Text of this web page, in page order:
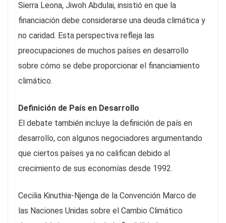
Sierra Leona, Jiwoh Abdulai, insistió en que la
financiación debe considerarse una deuda climática y
no caridad. Esta perspectiva refleja las
preocupaciones de muchos países en desarrollo
sobre cómo se debe proporcionar el financiamiento
climático.
Definición de País en Desarrollo
El debate también incluye la definición de país en
desarrollo, con algunos negociadores argumentando
que ciertos países ya no califican debido al
crecimiento de sus economías desde 1992.
Cecilia Kinuthia-Njenga de la Convención Marco de
las Naciones Unidas sobre el Cambio Climático